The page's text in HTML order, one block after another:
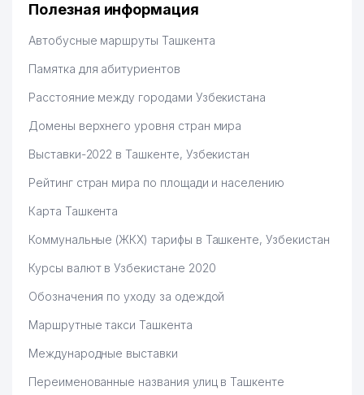
Полезная информация
Автобусные маршруты Ташкента
Памятка для абитуриентов
Расстояние между городами Узбекистана
Домены верхнего уровня стран мира
Выставки-2022 в Ташкенте, Узбекистан
Рейтинг стран мира по площади и населению
Карта Ташкента
Коммунальные (ЖКХ) тарифы в Ташкенте, Узбекистан
Курсы валют в Узбекистане 2020
Обозначения по уходу за одеждой
Маршрутные такси Ташкента
Международные выставки
Переименованные названия улиц в Ташкенте